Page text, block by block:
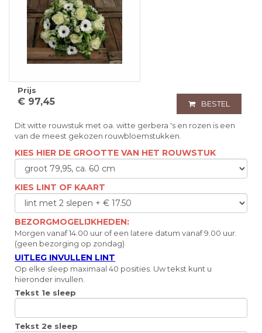
Prijs
€ 97,45 BESTEL
Dit witte rouwstuk met oa. witte gerbera 's en rozen is een
van de meest gekozen rouwbloemstukken.
KIES HIER DE GROOTTE VAN HET ROUWSTUK
KIES LINT OF KAART
BEZORGMOGELIJKHEDEN:
Morgen vanaf 14.00 uur of een latere datum vanaf 9.00 uur.
(geen bezorging op zondag)
UITLEG INVULLEN LINT
Op elke sleep maximaal 40 posities. Uw tekst kunt u
hieronder invullen.
Tekst 1e sleep
Tekst 2e sleep